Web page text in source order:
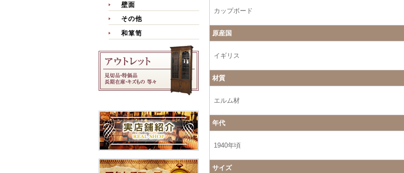
壁面
その他
和箪笥
カップボード
原産国
イギリス
材質
エルム材
年代
1940年頃
サイズ